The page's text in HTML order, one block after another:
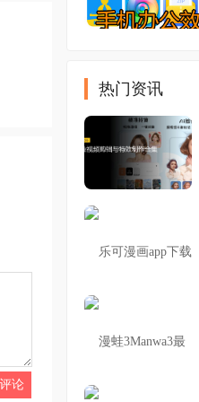
热门资讯